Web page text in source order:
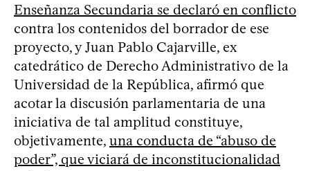
Enseñanza Secundaria se declaró en conflicto
contra los contenidos del borrador de ese
proyecto, y Juan Pablo Cajarville, ex
catedrático de Derecho Administrativo de la
Universidad de la República, afirmó que
acotar la discusión parlamentaria de una
iniciativa de tal amplitud constituye,
objetivamente, una conducta de “abuso de
poder”, que viciará de inconstitucionalidad